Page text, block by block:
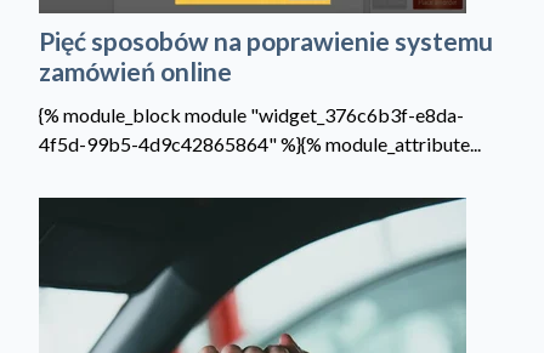
Pięć sposobów na poprawienie systemu
zamówień online
{% module_block module "widget_376c6b3f-e8da-
4f5d-99b5-4d9c42865864" %}{% module_attribute...